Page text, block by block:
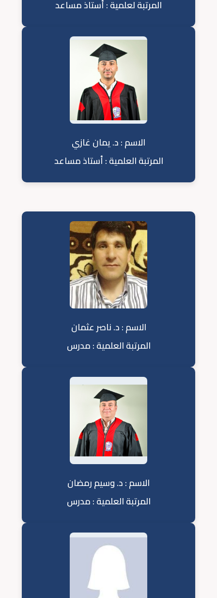
المرتبة لعلمية : أستاذ مساعد
الاسم : د. يمان غازي
المرتبة العلمية : أستاذ مساعد
الاسم : د. ناصر عثمان
المرتبة العلمية : مدرس
الاسم : د. وسيم رمضان
المرتبة العلمية : مدرس